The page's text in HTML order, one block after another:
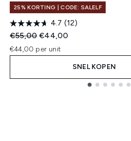
25% KORTING | CODE: SALELF
4.7 (12)
Recommended Retail Price:
€55,00Huidige prijs:
€44,00
€44,00 per unit
SNEL KOPEN